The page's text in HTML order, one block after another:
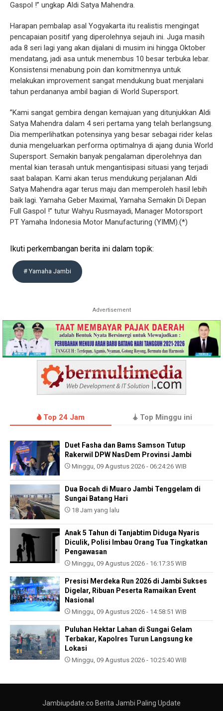
Gaspol !” ungkap Aldi Satya Mahendra.
Harapan pembalap asal Yogyakarta itu realistis mengingat
pencapaian positif yang diperolehnya sejauh ini. Juga masih
ada 8 seri lagi yang akan dijalani di musim ini hingga Oktober
mendatang, jadi asa untuk menembus 10 besar terbuka lebar.
Konsistensi menabung poin dan komitmennya untuk
melakukan improvement sangat mendukung buat menjalani
tahun perdananya ambil bagian di World Supersport.
”Kami sangat gembira dengan kemajuan yang ditunjukkan Aldi
Satya Mahendra dalam 4 seri pertama yang telah berlangsung.
Dia memperlihatkan potensinya yang besar sebagai rider kelas
dunia mengeluarkan performa optimalnya di ajang dunia World
Supersport. Semakin banyak pengalaman diperolehnya dan
mental kian terasah untuk mengantisipasi situasi yang terjadi
saat balapan. Kami akan terus mendukung perjalanan Aldi
Satya Mahendra agar terus maju dan memperoleh hasil lebih
baik lagi. Yamaha Geber Maximal, Yamaha Semakin Di Depan
Full Gaspol !” tutur Wahyu Rusmayadi, Manager Motorsport
PT Yamaha Indonesia Motor Manufacturing (YIMM).(*)
Ikuti perkembangan berita ini dalam topik:
# Yamaha Jambi
Advertisement
Top 24 Jam Top Minggu ini
Duet Fasha dan Bams Samson Tutup
Rakerwil DPW NasDem Provinsi Jambi
Minggu, 09 Agustus 2026 - 06:24:26 WIB
Dua Bocah di Muaro Jambi Tenggelam di
Sungai Batang Hari
18 Jam yang lalu
Anak 5 Tahun di Tanjabtim Diduga Nyaris
Diculik, Polisi Imbau Orang Tua Tingkatkan
Pengawasan
Minggu, 09 Agustus 2026 - 16:17:35 WIB
Presisi Merdeka Run 2026 di Jambi Sukses
Digelar, Ribuan Peserta Ramaikan Event
Nasional
Minggu, 09 Agustus 2026 - 14:58:51 WIB
Puluhan Hektar Lahan di Sungai Gelam
Terbakar, Kapolres Turun Langsung ke
Lokasi
Minggu, 09 Agustus 2026 - 10:25:40 WIB
Jambiupdate.co Berita Jambi Paling Update